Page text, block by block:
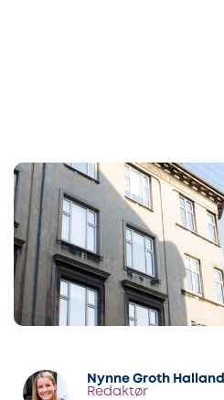
Nynne Groth
Redaktør